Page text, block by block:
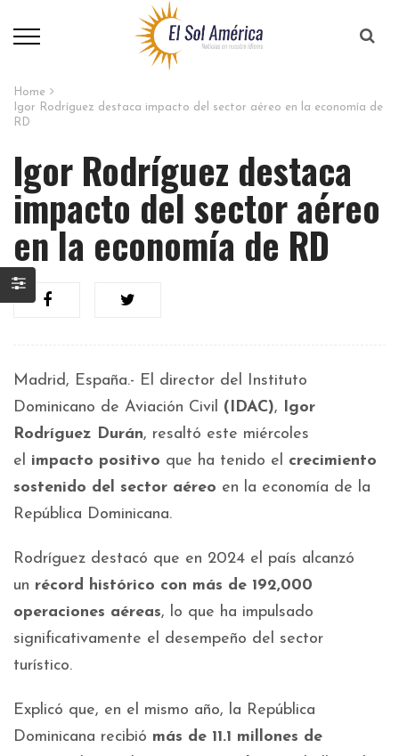
Home
Igor Rodríguez destaca impacto del sector aéreo en la economía de
RD
Igor Rodríguez destaca
impacto del sector aéreo
en la economía de RD
Madrid, España.- El director del Instituto
Dominicano de Aviación Civil (IDAC), Igor
Rodríguez Durán, resaltó este miércoles
el impacto positivo que ha tenido el crecimiento
sostenido del sector aéreo en la economía de la
República Dominicana.
Rodríguez destacó que en 2024 el país alcanzó
un récord histórico con más de 192,000
operaciones aéreas, lo que ha impulsado
significativamente el desempeño del sector
turístico.
Explicó que, en el mismo año, la República
Dominicana recibió más de 11.1 millones de